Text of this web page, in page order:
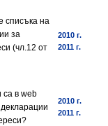
списъка на
за
(чл.12 от
2010 г.
2011 г.
са в web
2010 г.
2011 г.